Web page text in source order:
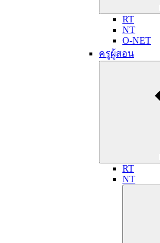
RT
NT
O-NET
ครูผู้สอน
RT
NT